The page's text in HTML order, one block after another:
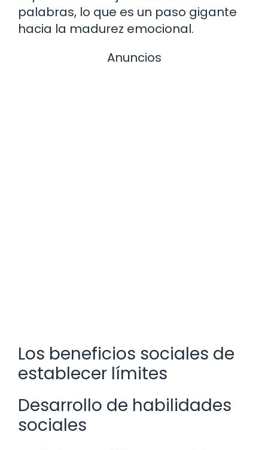
palabras, lo que es un paso gigante
hacia la madurez emocional.
Anuncios
Los beneficios sociales de
establecer límites
Desarrollo de habilidades
sociales